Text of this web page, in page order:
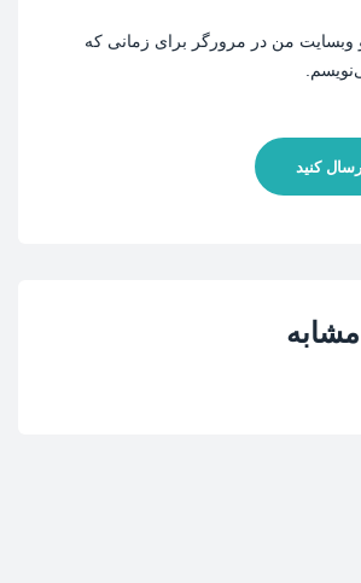
و وبسایت من در مرورگر برای زمانی که
کنید